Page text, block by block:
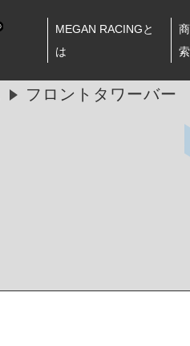
MEGAN RACINGと
は
索
フロントタワーバー